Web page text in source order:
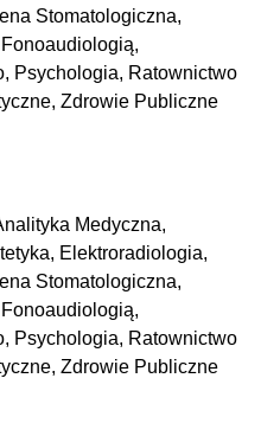
Stomatologiczna,
Psychologia, Ratownictwo
Zdrowie Publiczne
Medyczna,
Elektroradiologia,
Stomatologiczna,
Psychologia, Ratownictwo
Zdrowie Publiczne